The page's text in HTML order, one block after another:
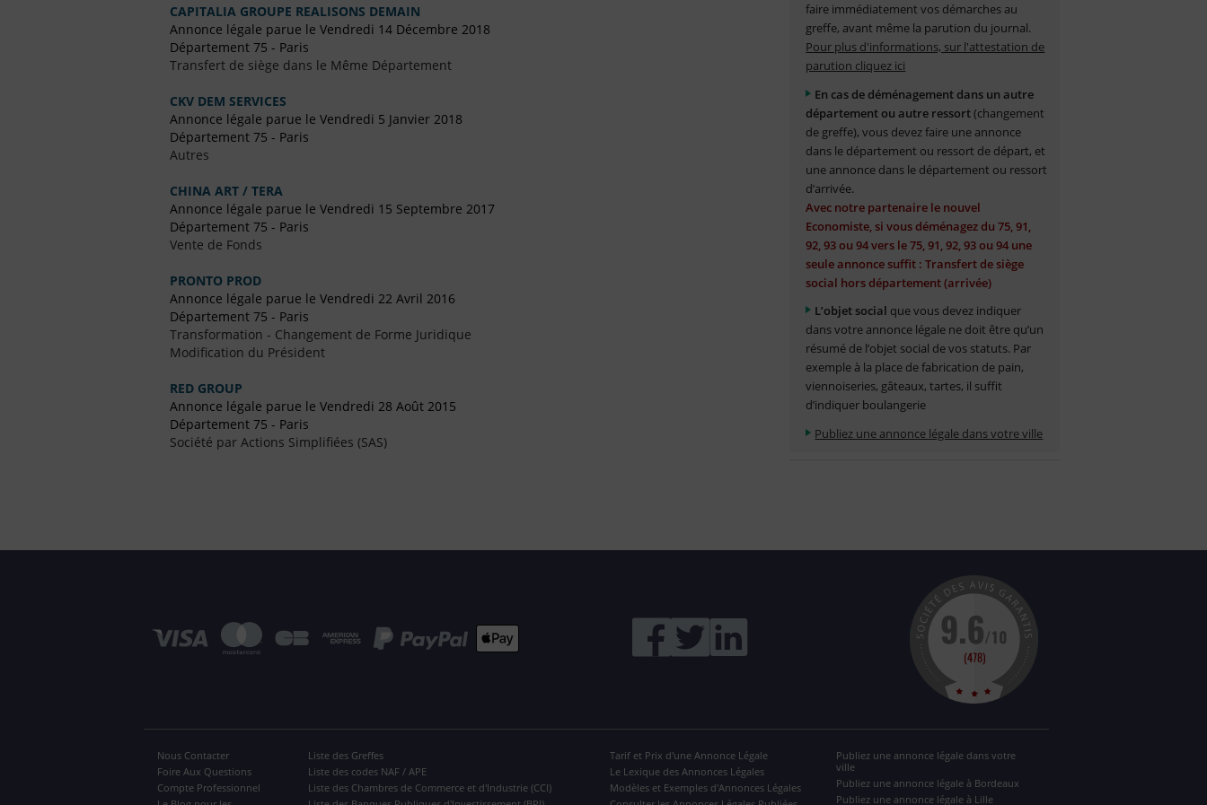
CAPITALIA GROUPE REALISONS DEMAIN
Annonce légale parue le Vendredi 14 Décembre 2018
Département 75 - Paris
Transfert de siège dans le Même Département
CKV DEM SERVICES
Annonce légale parue le Vendredi 5 Janvier 2018
Département 75 - Paris
Autres
CHINA ART / TERA
Annonce légale parue le Vendredi 15 Septembre 2017
Département 75 - Paris
Vente de Fonds
PRONTO PROD
Annonce légale parue le Vendredi 22 Avril 2016
Département 75 - Paris
Transformation - Changement de Forme Juridique
Modification du Président
RED GROUP
Annonce légale parue le Vendredi 28 Août 2015
Département 75 - Paris
Société par Actions Simplifiées (SAS)
faire immédiatement vos démarches au
greffe, avant même la parution du journal.
Pour plus d'informations, sur l'attestation de
parution cliquez ici
En cas de déménagement dans un autre
département ou autre ressort(changement
de greffe), vous devez faire une annonce
dans le département ou ressort de départ, et
une annonce dans le département ou ressort
d’arrivée.
Avec notre partenaire le nouvel
Economiste, si vous déménagez du 75, 91,
92, 93 ou 94 vers le 75, 91, 92, 93 ou 94 une
seule annonce suffit : Transfert de siège
social hors département (arrivée)
L’objet social que vous devez indiquer
dans votre annonce légale ne doit être qu’un
résumé de l’objet social de vos statuts. Par
exemple à la place de fabrication de pain,
viennoiseries, gâteaux, tartes, il suffit
d’indiquer boulangerie
Publiez une annonce légale dans votre ville
Nous Contacter
Foire Aux Questions
Compte Professionnel
Liste des Greffes
Liste des codes NAF / APE
Liste des Chambres de Commerce et d'Industrie (CCI)
Tarif et Prix d'une Annonce Légale
Le Lexique des Annonces Légales
Modèles et Exemples d'Annonces Légales
Publiez une annonce légale dans votre
ville
Publiez une annonce légale à Bordeaux
Publiez une annonce légale à Lille